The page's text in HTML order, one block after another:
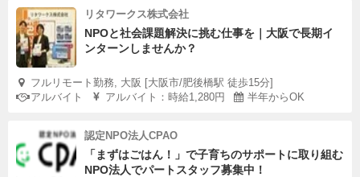
リタワークス株式会社
NPOと社会課題解決に挑む仕事を｜大阪で長期イ
ンターンしませんか？
フルリモート勤務, 大阪 [大阪市/肥後橋駅 徒歩15分]
アルバイト
アルバイト：時給1,280円 半年からOK
認定NPO法人CPAO
「まずはごはん！」で子育ちのサポートに取り組む
NPO法人でパートスタッフ募集中！